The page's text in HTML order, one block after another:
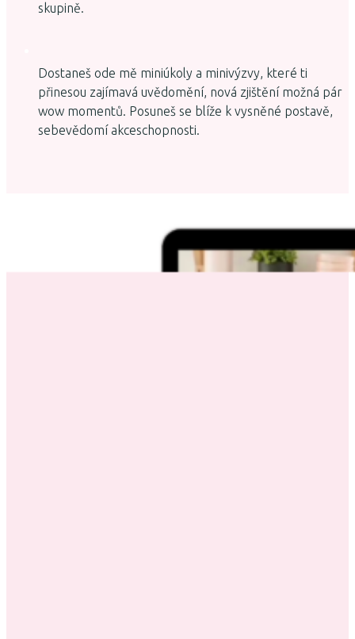
skupině.
Dostaneš ode mě miniúkoly a minivýzvy, které ti
přinesou zajímavá uvědomění, nová zjištění možná pár
wow momentů. Posuneš se blíže k vysněné postavě,
sebevědomí akceschopnosti.